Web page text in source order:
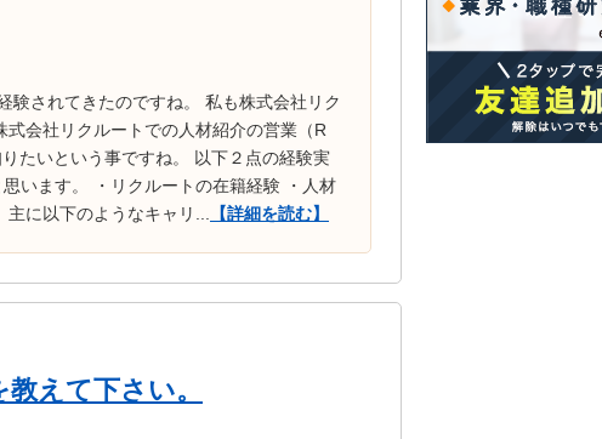
験されてきたのですね。 私も株式会社リク
会社リクルートでの人材紹介の営業（R
たいという事ですね。 以下２点の経験実
います。 ・リクルートの在籍経験 ・人材
に以下のようなキャリ...
【詳細を読む】
えて下さい。